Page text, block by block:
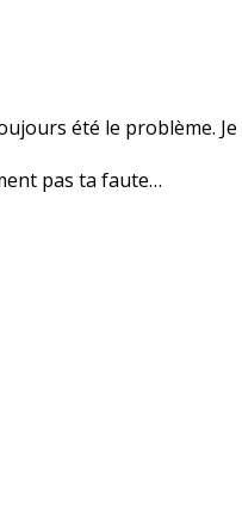
été le problème.
pas ta faute…